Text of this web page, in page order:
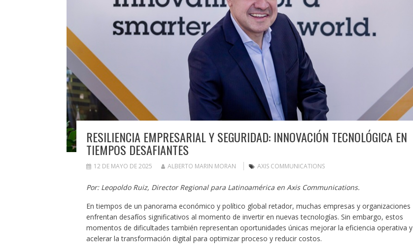
RESILIENCIA EMPRESARIAL Y SEGURIDAD: INNOVACIÓN TECNOLÓGICA EN
TIEMPOS DESAFIANTES
12 DE MAYO DE 2025 ALBERTO MARIN MORAN AXIS COMMUNICATIONS
Por: Leopoldo Ruiz, Director Regional para Latinoamérica en Axis Communications.
En tiempos de un panorama económico y político global retador, muchas empresas y organizaciones
enfrentan desafíos significativos al momento de invertir en nuevas tecnologías. Sin embargo, estos
momentos de dificultades también representan oportunidades únicas mejorar la eficiencia operativa y
acelerar la transformación digital para optimizar proceso y reducir costos.